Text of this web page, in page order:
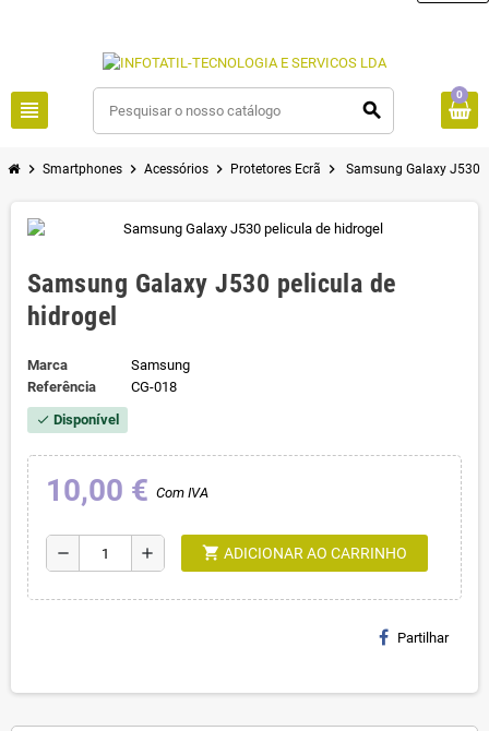
view_headline search
0
chevron_right Smartphones chevron_right Acessórios chevron_right Protetores Ecrã chevron_right Samsung Galaxy J530
Samsung Galaxy J530 pelicula de
hidrogel
Marca
Samsung
Referência
CG-018
check Disponível
10,00 € Com IVA
remove add shopping_cart ADICIONAR AO CARRINHO
Partilhar